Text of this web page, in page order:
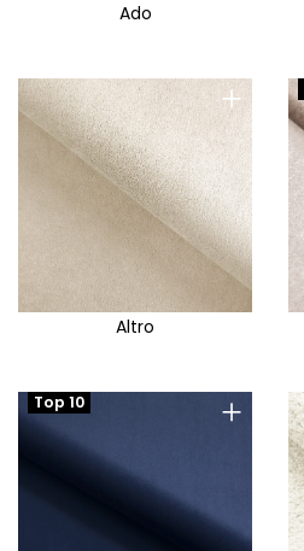
Ado
+
Altro
+
Top 10